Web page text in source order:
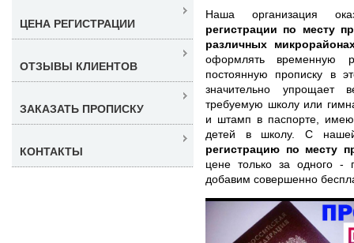
Наша организация
регистрации по месту
различных
оформлять временную
постоянную прописку в
значительно упрощает
требуемую школу или
и штамп в паспорте,
детей в школу. С
регистрацию по месту
цене только за одного -
добавим совершенно
ЦЕНА РЕГИСТРАЦИИ
ОТЗЫВЫ КЛИЕНТОВ
ЗАКАЗАТЬ ПРОПИСКУ
КОНТАКТЫ